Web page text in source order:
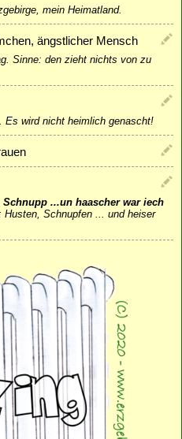
mein Heimatland.
ängstlicher Mensch
Sinne: den zieht nichts von zu
Es wird nicht heimlich genascht!
...un haascher war iech
Schnupfen ... und heiser